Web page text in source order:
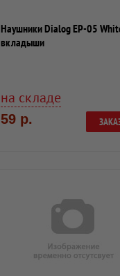
Наушники Dialog EP-05
вкладыши
на складе
59 р.